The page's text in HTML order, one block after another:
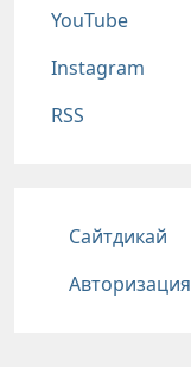
YouTube
Instagram
RSS
Подвал
Сайтдикай
Авторизация